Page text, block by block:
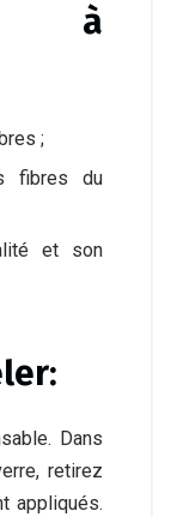
à
;
fibres du
et son
Dans
retirez
appliqués.